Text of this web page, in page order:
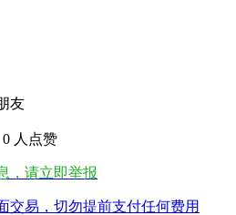
友
0 人点赞
，请立即举报
交易，切勿提前支付任何费用